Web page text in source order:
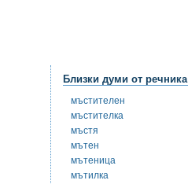
Близки думи от речника
мъстителен
мъстителка
мъстя
мътен
мътеница
мътилка